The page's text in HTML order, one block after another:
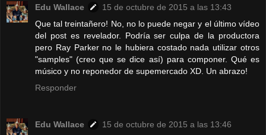
Edu Wallace
15 de octubre de 2015 a las 13:43
Que tal treintañero! No, no lo puede negar y el último vídeo
del post es revelador. Podría ser culpa de la productora
pero Ray Parker no le hubiera costado nada utilizar otros
"samples" (creo que se dice así) para componer. Qué es
músico y no reponedor de supemercado XD. Un abrazo!
Responder
Edu Wallace
15 de octubre de 2015 a las 13:46